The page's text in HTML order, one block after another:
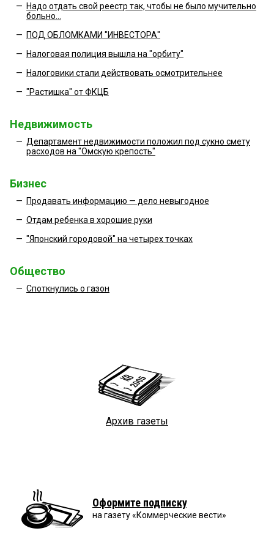
— Надо отдать свой реестр так, чтобы не было мучительно
больно...
— ПОД ОБЛОМКАМИ "ИНВЕСТОРА"
— Налоговая полиция вышла на "орбиту"
— Налоговики стали действовать осмотрительнее
— "Растишка" от ФКЦБ
Недвижимость
— Департамент недвижимости положил под сукно смету
расходов на "Омскую крепость"
Бизнес
— Продавать информацию — дело невыгодное
— Отдам ребенка в хорошие руки
— "Японский городовой" на четырех точках
Общество
— Споткнулись о газон
Архив газеты
Оформите подписку
на газету «Коммерческие вести»